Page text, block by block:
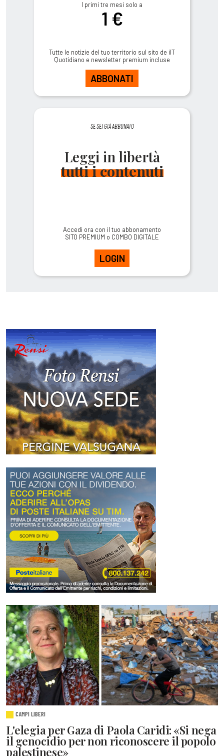
I primi tre mesi solo a
1 €
Tutte le notizie del tuo territorio sul sito de ilT
Quotidiano e newsletter premium incluse
ABBONATI
SE SEI GIÀ ABBONATO
Leggi in libertà
tutti i contenuti
Accedi ora con il tuo abbonamento
SITO PREMIUM o COMBO DIGITALE
LOGIN
CAMPI LIBERI
L'elegia per Gaza di Paola Caridi: «Si nega
il genocidio per non riconoscere il popolo
palestinese»